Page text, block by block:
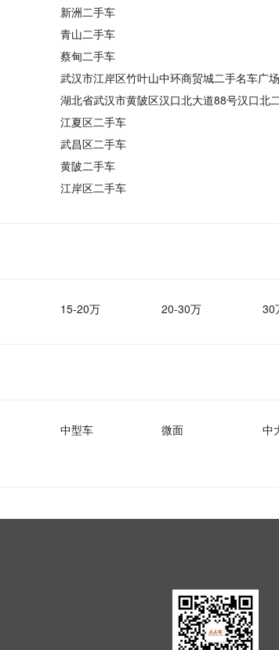
新洲二手车
青山二手车
蔡甸二手车
武汉市江岸区竹叶山中环商贸城二手名车广
湖北省武汉市黄陂区汉口北大道88号汉口北
江夏区二手车
武昌区二手车
黄陂二手车
江岸区二手车
15-20万 20-30万 30
中型车 微面
中